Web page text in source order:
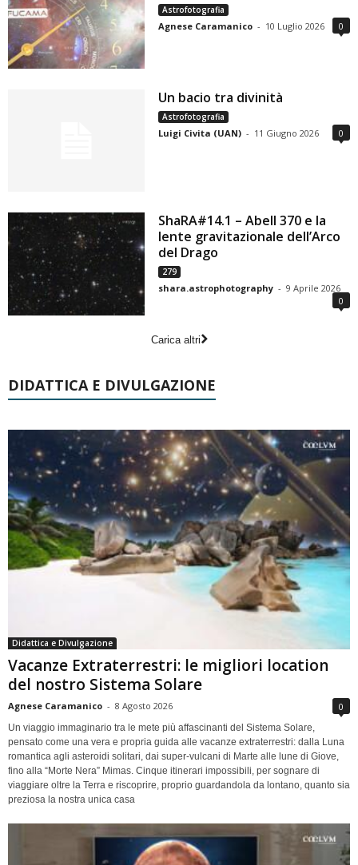
Astrofotografia
Agnese Caramanico - 10 Luglio 2026 0
Un bacio tra divinità
Astrofotografia
Luigi Civita (UAN) - 11 Giugno 2026 0
ShaRA#14.1 – Abell 370 e la
lente gravitazionale dell’Arco
del Drago
279
shara.astrophotography - 9 Aprile 2026
0
Carica altri
DIDATTICA E DIVULGAZIONE
Didattica e Divulgazione
Vacanze Extraterrestri: le migliori location
del nostro Sistema Solare
Agnese Caramanico - 8 Agosto 2026 0
Un viaggio immaginario tra le mete più affascinanti del Sistema Solare,
pensato come una vera e propria guida alle vacanze extraterrestri: dalla Luna
romantica agli asteroidi solitari, dai super-vulcani di Marte alle lune di Giove,
fino alla “Morte Nera” Mimas. Cinque itinerari impossibili, per sognare di
viaggiare oltre la Terra e riscoprire, proprio guardandola da lontano, quanto sia
preziosa la nostra unica casa